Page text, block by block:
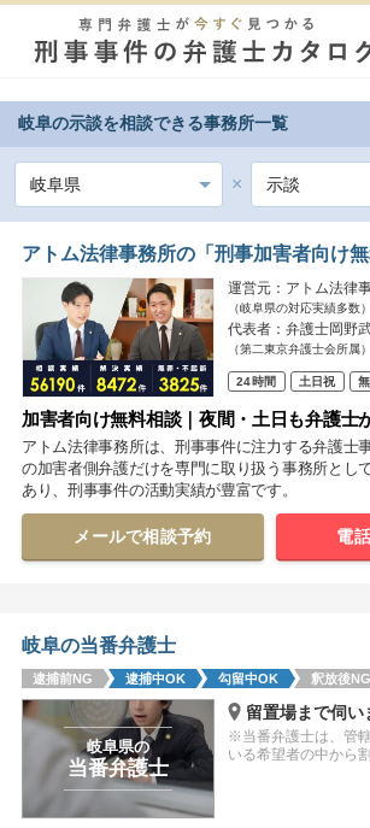
都道府県から探す
北海道・東北
北海道 青森 岩手 宮城 秋田
北陸・甲信越
新潟 富山 石川 福井 山梨 長野
関東
茨城 栃木 群馬 埼玉 千葉 東京
東海
静岡 愛知
中国
鳥取 島根 岡山 広島 山口
徳島 香川 愛媛
岐阜の示談を相談できる事務所一覧
アトム法律事務所の「刑事加害者向け無
運営元：アトム法律
（岐阜県の対応実績多数）
代表者：弁護士岡野
（第二東京弁護士会所属）
24時間 土日祝
加害者向け無料相談｜夜間・土日も弁護士
アトム法律事務所は、刑事事件に注力する弁護士
の加害者側弁護だけを専門に取り扱う事務所とし
あり、刑事事件の活動実績が豊富です。
メールで相談予約 電
岐阜の当番弁護士
逮捕前NG 逮捕中OK 勾留中OK 釈放後NG
岐阜県の
当番弁護士
留置場まで伺い
※当番弁護士は、管
いる希望者の中から